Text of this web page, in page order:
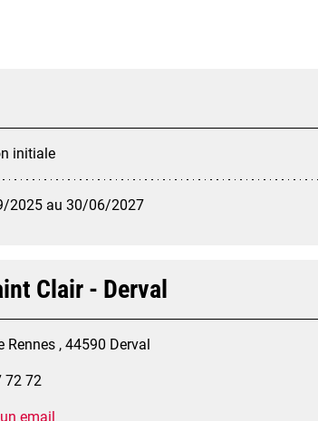
initiale
2025 au 30/06/2027
Clair - Derval
Rennes , 44590 Derval
72 72
email